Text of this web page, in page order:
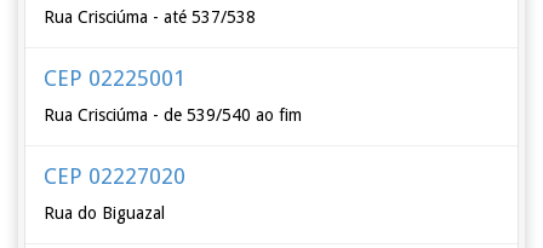
Rua Crisciúma - até 537/538
CEP 02225001
Rua Crisciúma - de 539/540 ao fim
CEP 02227020
Rua do Biguazal